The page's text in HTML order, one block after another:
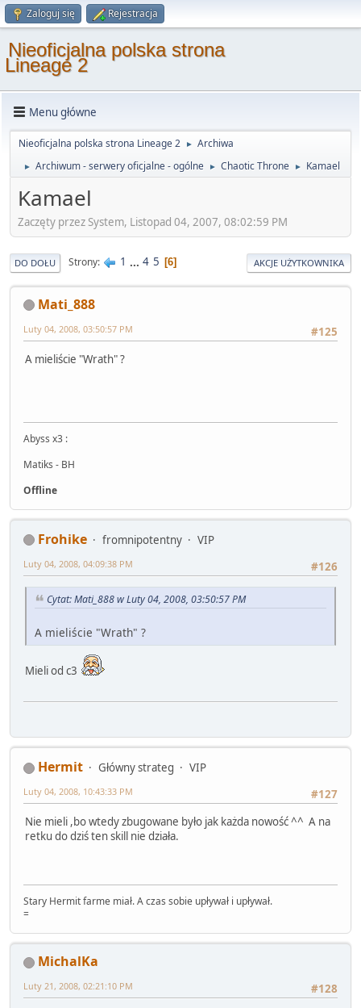
Zaloguj się Rejestracja
Nieoficjalna polska strona
Lineage 2
Menu główne
Nieoficjalna polska strona Lineage 2 ► Archiwa
► Archiwum - serwery oficjalne - ogólne ► Chaotic Throne ► Kamael
Kamael
Zaczęty przez System, Listopad 04, 2007, 08:02:59 PM
DO DOŁU Strony 1 ... 4 5 6 AKCJE UŻYTKOWNIKA
Mati_888
#125
Luty 04, 2008, 03:50:57 PM
A mieliście "Wrath" ?
Abyss x3 :
Matiks - BH
Offline
Frohike fromnipotentny
VIP
#126
Luty 04, 2008, 04:09:38 PM
Cytat: Mati_888 w Luty 04, 2008, 03:50:57 PM
A mieliście "Wrath" ?
Mieli od c3
Hermit Główny strateg
VIP
#127
Luty 04, 2008, 10:43:33 PM
Nie mieli ,bo wtedy zbugowane było jak każda nowość ^^ A na
retku do dziś ten skill nie działa.
Stary Hermit farme miał. A czas sobie upływał i upływał.
=
MichalKa
#128
Luty 21, 2008, 02:21:10 PM